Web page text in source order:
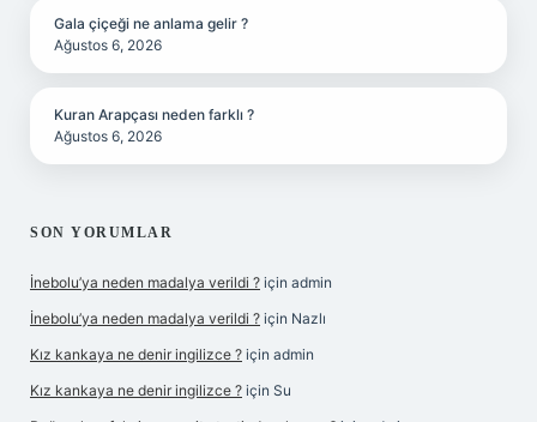
Gala çiçeği ne anlama gelir ?
Ağustos 6, 2026
Kuran Arapçası neden farklı ?
Ağustos 6, 2026
SON YORUMLAR
İnebolu’ya neden madalya verildi ? için admin
İnebolu’ya neden madalya verildi ? için Nazlı
Kız kankaya ne denir ingilizce ? için admin
Kız kankaya ne denir ingilizce ? için Su